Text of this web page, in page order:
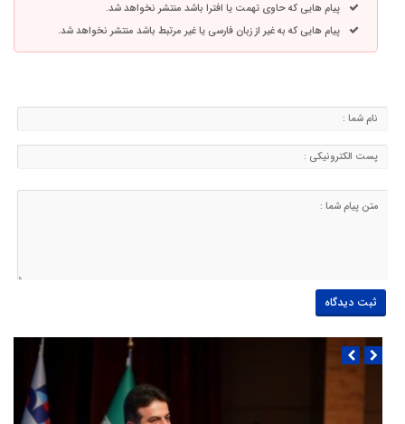
پیام هایی که حاوی تهمت یا افترا باشد منتشر نخواهد شد.
پیام هایی که به غیر از زبان فارسی یا غیر مرتبط باشد منتشر نخواهد شد.